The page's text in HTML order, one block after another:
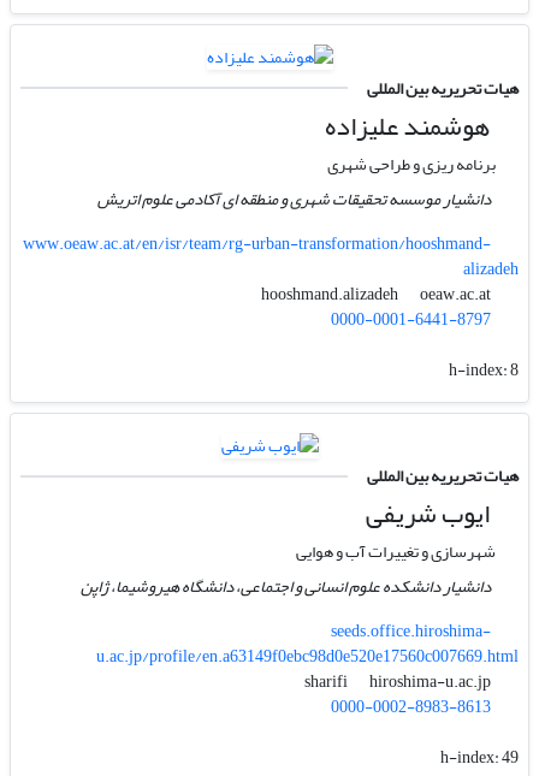
هیات تحریریه بین المللی
هوشمند علیزاده
برنامه ریزی و طراحی شهری
دانشیار موسسه تحقیقات شهری و منطقه ای آکادمی علوم اتریش
www.oeaw.ac.at/en/isr/team/rg-urban-transformation/hooshmand-
alizadeh
hooshmand.alizadeh
oeaw.ac.at
0000-0001-6441-8797
h-index:8
هیات تحریریه بین المللی
ایوب شریفی
شهرسازی و تغییرات آب و هوایی
دانشیار دانشکده علوم انسانی و اجتماعی، دانشگاه هیروشیما، ژاپن
seeds.office.hiroshima-
u.ac.jp/profile/en.a63149f0ebc98d0e520e17560c007669.html
sharifi
hiroshima-u.ac.jp
0000-0002-8983-8613
h-index:49